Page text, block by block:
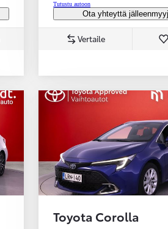
Tutustu autoon
Ota yhteyttä
Vertaile
Toyota Corolla